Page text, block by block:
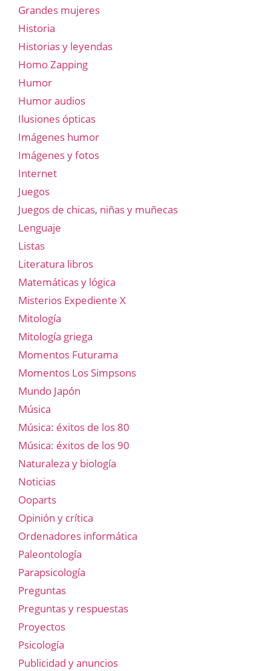
Grandes mujeres
Historia
Historias y leyendas
Homo Zapping
Humor
Humor audios
Ilusiones ópticas
Imágenes humor
Imágenes y fotos
Internet
Juegos
Juegos de chicas, niñas y muñecas
Lenguaje
Listas
Literatura libros
Matemáticas y lógica
Misterios Expediente X
Mitología
Mitología griega
Momentos Futurama
Momentos Los Simpsons
Mundo Japón
Música
Música: éxitos de los 80
Música: éxitos de los 90
Naturaleza y biología
Noticias
Ooparts
Opinión y crítica
Ordenadores informática
Paleontología
Parapsicología
Preguntas
Preguntas y respuestas
Proyectos
Psicología
Publicidad y anuncios